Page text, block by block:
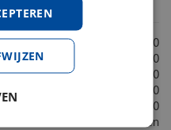
08:30 - 18:00
08:30 - 18:00
08:30 - 18:00
08:30 - 18:00
08:30 - 18:00
Gesloten